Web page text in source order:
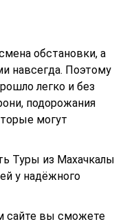
обстановки, а
навсегда. Поэтому
легко и без
подорожания
могут
Туры из Махачкалы
у надёжного
сайте вы сможете